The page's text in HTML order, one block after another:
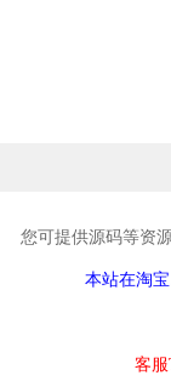
您可提供源码等资
本站在淘
客服